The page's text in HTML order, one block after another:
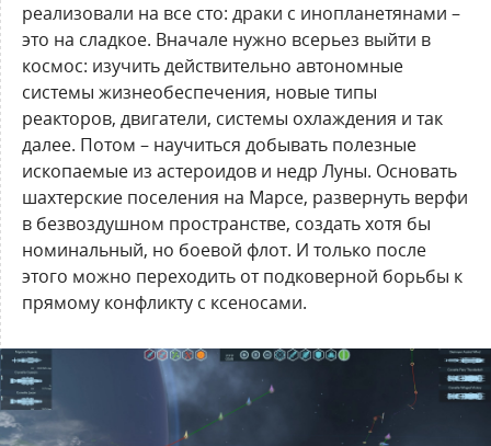
реализовали на все сто: драки с инопланетянами –
это на сладкое. Вначале нужно всерьез выйти в
космос: изучить действительно автономные
системы жизнеобеспечения, новые типы
реакторов, двигатели, системы охлаждения и так
далее. Потом – научиться добывать полезные
ископаемые из астероидов и недр Луны. Основать
шахтерские поселения на Марсе, развернуть верфи
в безвоздушном пространстве, создать хотя бы
номинальный, но боевой флот. И только после
этого можно переходить от подковерной борьбы к
прямому конфликту с ксеносами.